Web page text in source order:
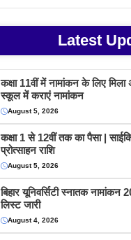
Latest
कक्षा 11वीं में नामांकन के लिए
स्कूल में कराएं नामांकन
August 5, 2026
कक्षा 1 से 12वीं तक का पैसा |
प्रोत्साहन राशि
August 5, 2026
बिहार यूनिवर्सिटी स्नातक नामांकन
लिस्ट जारी
August 4, 2026